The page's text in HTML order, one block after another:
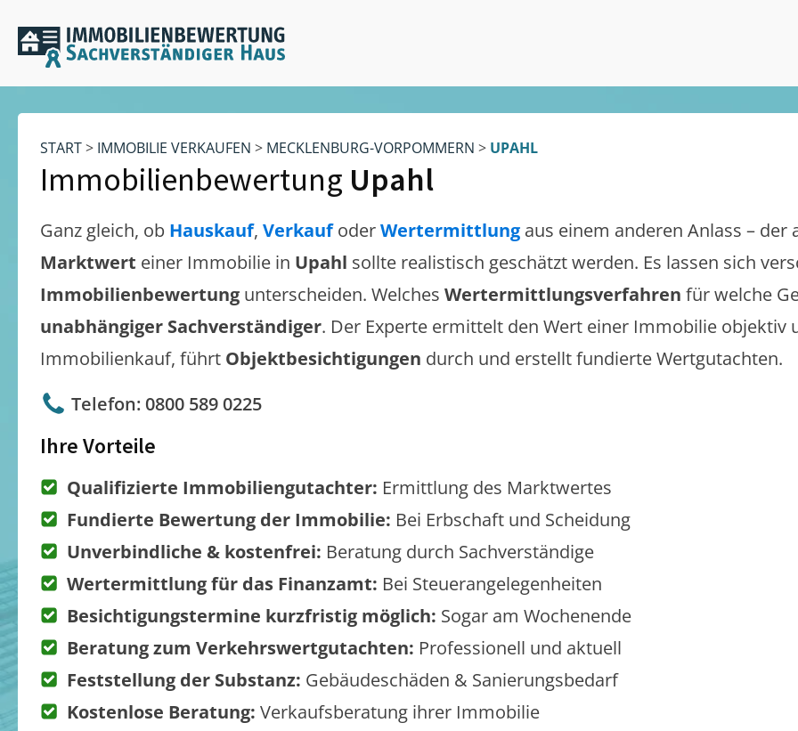
START> IMMOBILIE VERKAUFEN > MECKLENBURG-VORPOMMERN > UPAHL
Immobilienbewertung Upahl
Ganz gleich, ob Hauskauf, VerkaufoderWertermittlung aus einem anderen Anlass – der
Marktwert einer Immobilie in Upahl sollte realistisch geschätzt werden. Es lassen sich
Immobilienbewertung unterscheiden. Welches Wertermittlungsverfahren für welche
unabhängiger Sachverständiger. Der Experte ermittelt den Wert einer Immobilie objektiv
Immobilienkauf, führt Objektbesichtigungen durch und erstellt fundierte Wertgutachten.
Telefon: 0800 589 0225
Ihre Vorteile
Qualifizierte Immobiliengutachter: Ermittlung des Marktwertes
Fundierte Bewertung der Immobilie: Bei Erbschaft und Scheidung
Unverbindliche & kostenfrei: Beratung durch Sachverständige
Wertermittlung für das Finanzamt: Bei Steuerangelegenheiten
Besichtigungstermine kurzfristig möglich: Sogar am Wochenende
Beratung zum Verkehrswertgutachten: Professionell und aktuell
Feststellung der Substanz: Gebäudeschäden & Sanierungsbedarf
Kostenlose Beratung: Verkaufsberatung ihrer Immobilie